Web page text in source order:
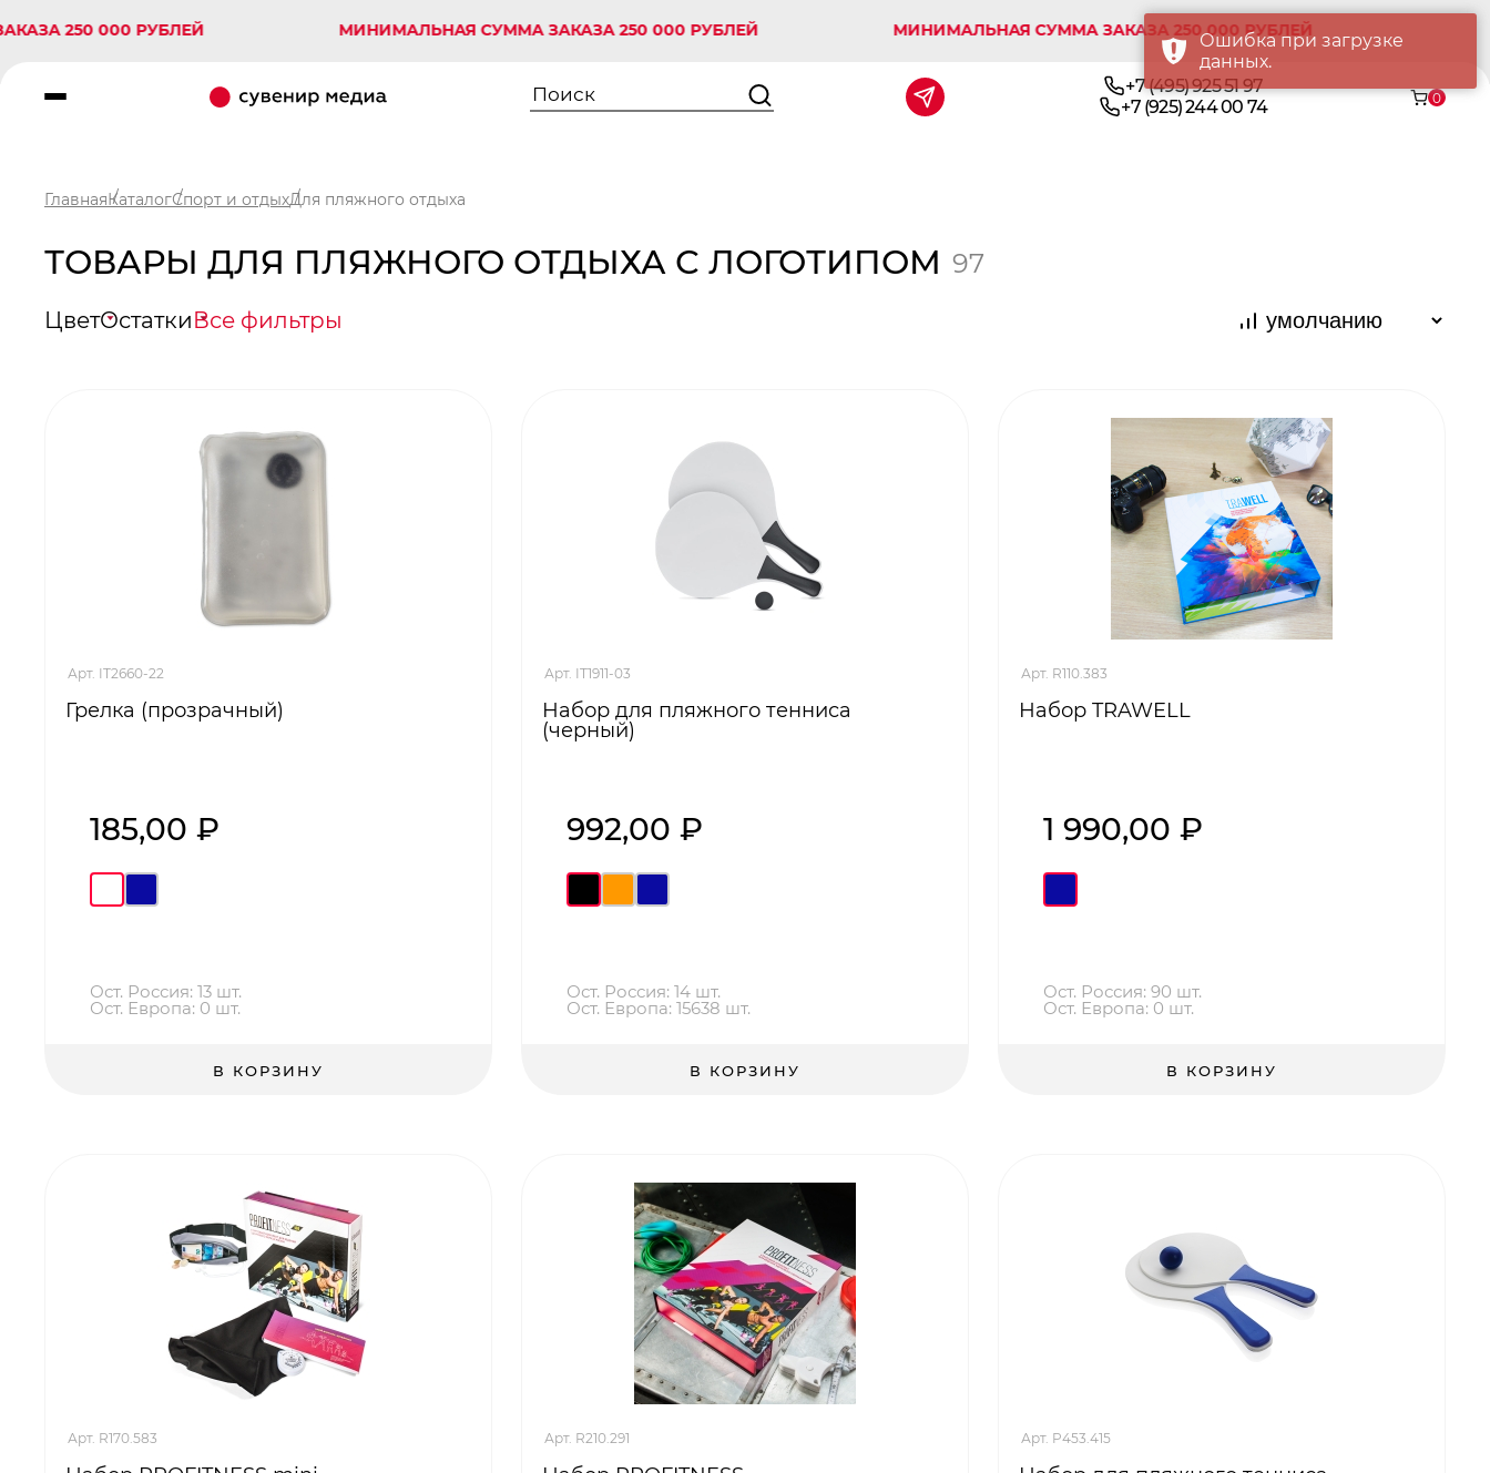
000 РУБЛЕЙ МИНИМАЛЬНАЯ СУММА ЗАКАЗА 250 000 РУБЛЕЙ МИНИМАЛЬНАЯ СУММА ЗАКАЗА 250 000 РУБЛЕЙ
+7 (495) 925 51 97
+7 (925) 244 00 74
0
ГлавнаяКаталогСпорт и отдыхДля пляжного отдыха
ТОВАРЫ ДЛЯ ПЛЯЖНОГО ОТДЫХА С ЛОГОТИПОМ 97
ЦветОстаткиВсе фильтры
Арт. IT2660-22
Грелка (прозрачный)
185,00 ₽
Ост. Россия: 13 шт.
Ост. Европа: 0 шт.
В КОРЗИНУ
Арт. IT1911-03
Набор для пляжного тенниса
(черный)
992,00 ₽
Ост. Россия: 14 шт.
Ост. Европа: 15638 шт.
В КОРЗИНУ
Арт. R110.383
Набор TRAWELL
1 990,00 ₽
Ост. Россия: 90 шт.
Ост. Европа: 0 шт.
В КОРЗИНУ
Арт. R170.583 Арт. R210.291 Арт. P453.415
Ошибка при загрузке
данных.